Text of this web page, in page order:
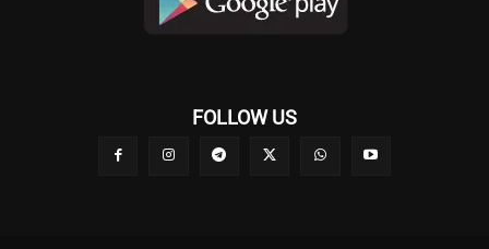
FOLLOW US